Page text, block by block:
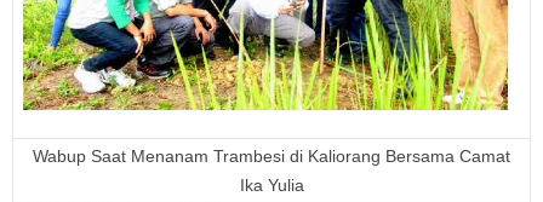
Wabup Saat Menanam Trambesi di Kaliorang Bersama Camat
Ika Yulia